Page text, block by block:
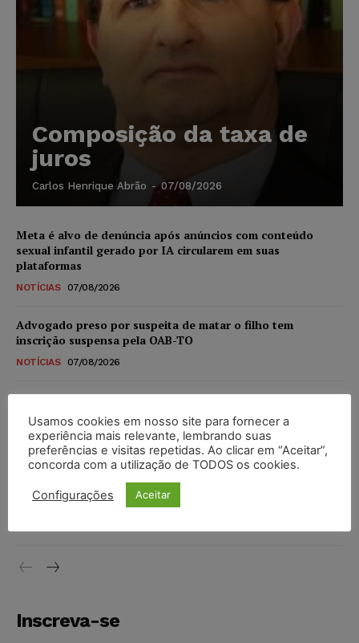
Composição da taxa de
juros
Carlos Henrique Abrão - 07/08/2026
Meta é alvo de denúncia após anúncios com conteúdo
sexual infantil gerado por IA circularem em suas
plataformas
NOTÍCIAS 07/08/2026
Advogado preso por suspeita de matar o filho tem
inscrição suspensa pela OAB-TO
NOTÍCIAS 07/08/2026
novos para pessoas com deficiência e autistas de todos os
níveis
DIREITO TRIBUTÁRIO 07/08/2026
Justiça do Trabalho mantém justa causa de empregado que
vendia canetas emagrecedoras no local de trabalho
Inscreva-se
Usamos cookies em nosso site para fornecer a
experiência mais relevante, lembrando suas
preferências e visitas repetidas. Ao clicar em “Aceitar”,
concorda com a utilização de TODOS os cookies.
Configurações Aceitar